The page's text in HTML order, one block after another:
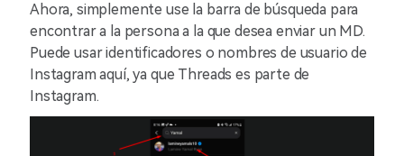
Ahora, simplemente use la barra de búsqueda para
encontrar a la persona a la que desea enviar un MD.
Puede usar identificadores o nombres de usuario de
Instagram aquí, ya que Threads es parte de
Instagram.